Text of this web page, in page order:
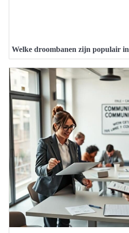
Welke droombanen zijn populair in